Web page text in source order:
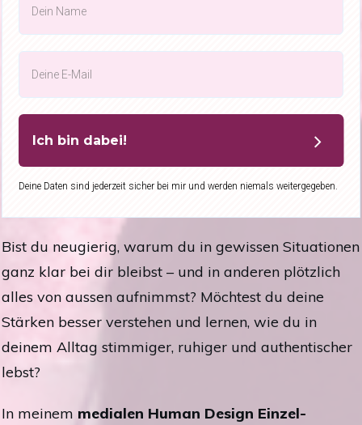
Ich bin dabei!
Deine Daten sind jederzeit sicher bei mir und werden niemals weitergegeben.
Bist du neugierig, warum du in gewissen Situationen
ganz klar bei dir bleibst – und in anderen plötzlich
alles von aussen aufnimmst? Möchtest du deine
Stärken besser verstehen und lernen, wie du in
deinem Alltag stimmiger, ruhiger und authentischer
lebst?
In meinem medialen Human Design Einzel-